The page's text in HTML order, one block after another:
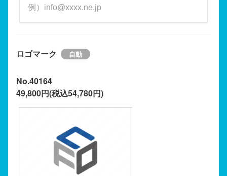
ロゴマーク
No.40164
49,800円(税込54,780円)